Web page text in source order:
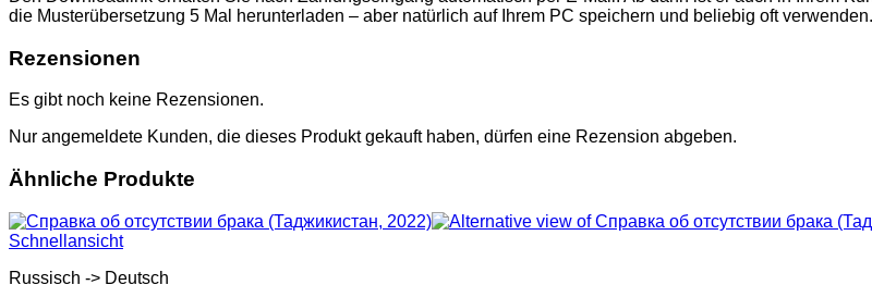
die Musterübersetzung 5 Mal herunterladen – aber natürlich auf Ihrem PC speichern und beliebig oft verwenden.
Rezensionen
Es gibt noch keine Rezensionen.
Nur angemeldete Kunden, die dieses Produkt gekauft haben, dürfen eine Rezension abgeben.
Ähnliche Produkte
Schnellansicht
Russisch -> Deutsch